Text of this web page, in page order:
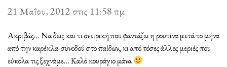
21 Μαΐου, 2012 στις 11:58 πμ
Ακριβώς… Να δεις και τι ονειρική που φαντάζει η ρουτίνα μετά το μήνα
από την καρέκλα-συνοδού στο παίδων, κι από τόσες άλλες μεριές που
εύκολα τις ξεχνάμε… Καλό κουράγιο μάνα